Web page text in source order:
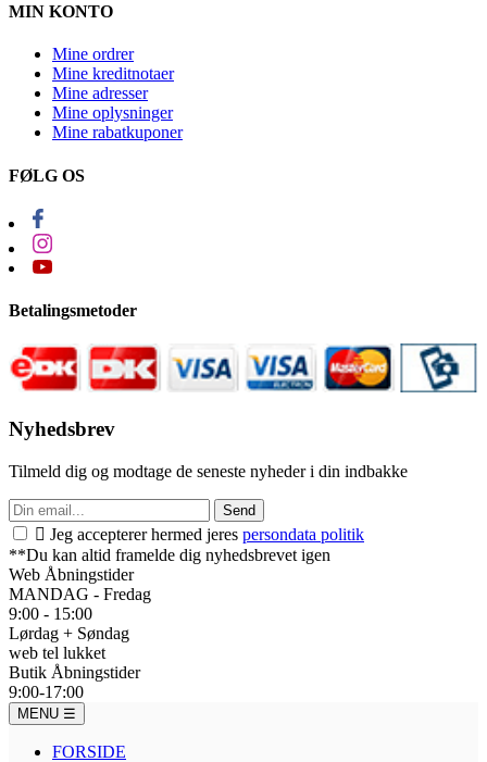
MIN KONTO
Mine ordrer
Mine kreditnotaer
Mine adresser
Mine oplysninger
Mine rabatkuponer
FØLG OS
Betalingsmetoder
Nyhedsbrev
Tilmeld dig og modtage de seneste nyheder i din indbakke
Send
 Jeg accepterer hermed jeres persondata politik
**Du kan altid framelde dig nyhedsbrevet igen
Web Åbningstider
MANDAG - Fredag
9:00 - 15:00
Lørdag + Søndag
web tel lukket
Butik Åbningstider
9:00-17:00
MENU ☰
FORSIDE